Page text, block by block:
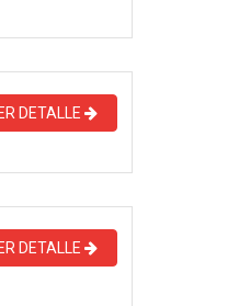
DETALLE
DETALLE